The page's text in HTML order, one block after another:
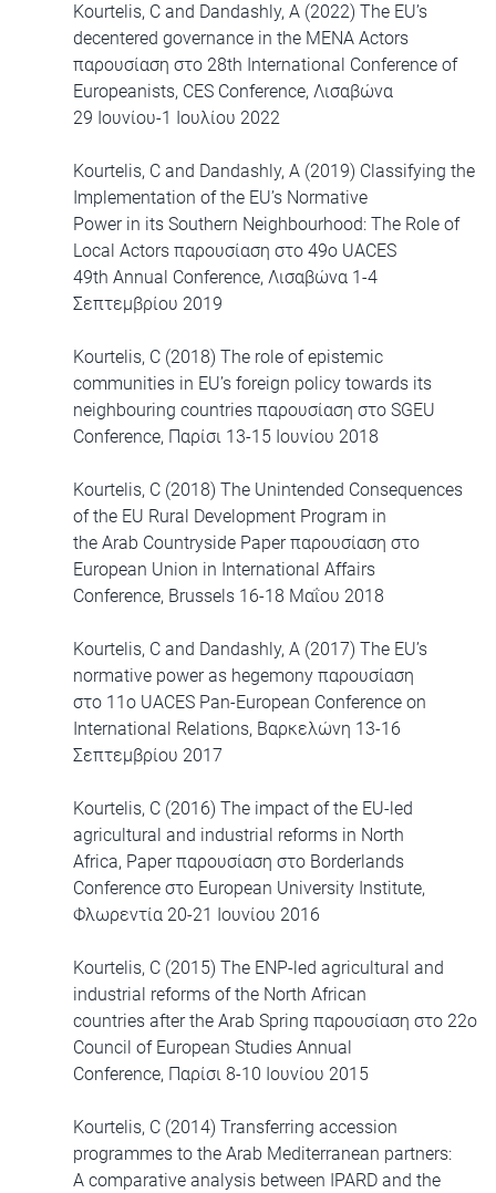
Kourtelis, C and Dandashly, A (2022) The EU’s
decentered governance in the MENA Actors
παρουσίαση στο 28th International Conference of
Europeanists, CES Conference, Λισαβώνα
29 Ιουνίου-1 Ιουλίου 2022
Kourtelis, C and Dandashly, A (2019) Classifying the
Implementation of the EU’s Normative
Power in its Southern Neighbourhood: The Role of
Local Actors παρουσίαση στο 49ο UACES
49th Annual Conference, Λισαβώνα 1-4
Σεπτεμβρίου 2019
Kourtelis, C (2018) The role of epistemic
communities in EU’s foreign policy towards its
neighbouring countries παρουσίαση στο SGEU
Conference, Παρίσι 13-15 Ιουνίου 2018
Kourtelis, C (2018) The Unintended Consequences
of the EU Rural Development Program in
the Arab Countryside Paper παρουσίαση στο
European Union in International Affairs
Conference, Brussels 16-18 Μαΐου 2018
Kourtelis, C and Dandashly, A (2017) The EU’s
normative power as hegemony παρουσίαση
στο 11ο UACES Pan-European Conference on
International Relations, Βαρκελώνη 13-16
Σεπτεμβρίου 2017
Kourtelis, C (2016) The impact of the EU-led
agricultural and industrial reforms in North
Africa, Paper παρουσίαση στο Borderlands
Conference στο European University Institute,
Φλωρεντία 20-21 Ιουνίου 2016
Kourtelis, C (2015) The ENP-led agricultural and
industrial reforms of the North African
countries after the Arab Spring παρουσίαση στο 22ο
Council of European Studies Annual
Conference, Παρίσι 8-10 Ιουνίου 2015
Kourtelis, C (2014) Transferring accession
programmes to the Arab Mediterranean partners:
A comparative analysis between IPARD and the